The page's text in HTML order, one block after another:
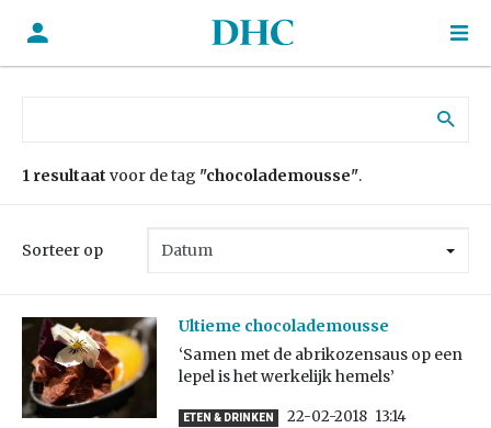
1 resultaat voor de tag "chocolademousse".
Sorteer op
Ultieme chocolademousse
‘Samen met de abrikozensaus op een
lepel is het werkelijk hemels’
ETEN & DRINKEN 22-02-2018 13:14